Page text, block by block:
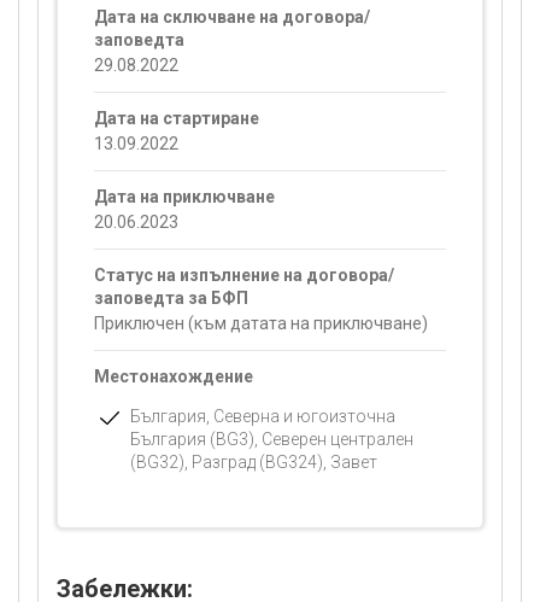
Дата на сключване на договора/
заповедта
29.08.2022
Дата на стартиране
13.09.2022
Дата на приключване
20.06.2023
Статус на изпълнение на договора/
заповедта за БФП
Приключен (към датата на приключване)
Местонахождение
България, Северна и югоизточна
България (BG3), Северен централен
(BG32), Разград (BG324), Завет
Забележки: